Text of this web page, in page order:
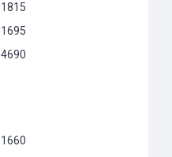
1815
1695
4690
1660